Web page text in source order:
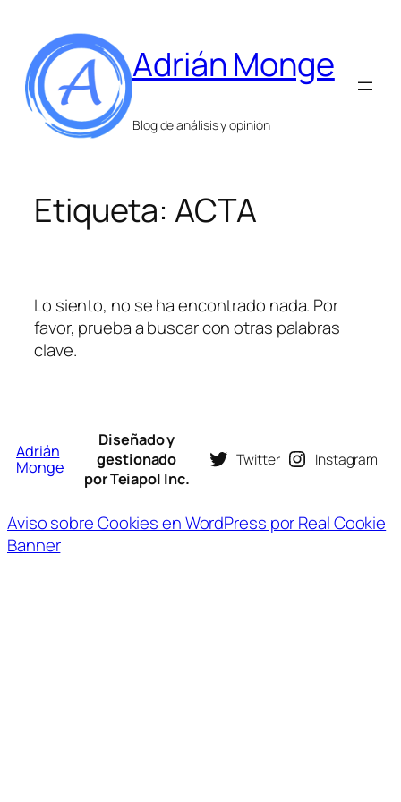
contenido
Adrián Monge
Blog de análisis y opinión
Etiqueta: ACTA
Lo siento, no se ha encontrado nada. Por
favor, prueba a buscar con otras palabras
clave.
Adrián
Monge
Diseñado y
gestionado
por Teiapol Inc.
Twitter Instagram
Aviso sobre Cookies en WordPress por Real Cookie
Banner